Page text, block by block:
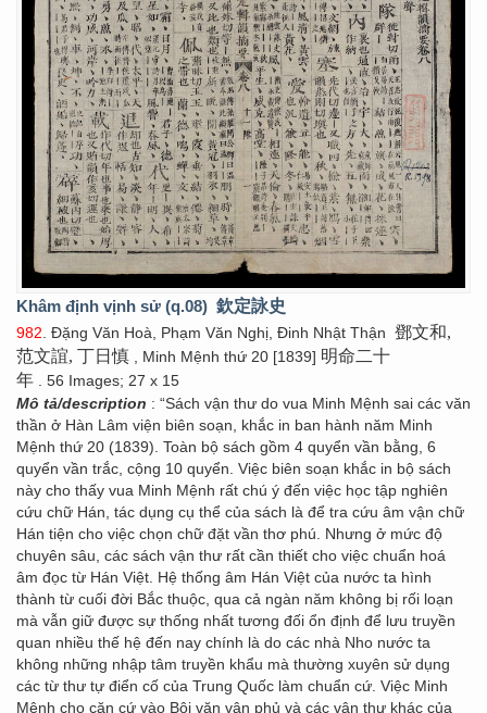
Khâm định vịnh sử (q.08) 欽定詠史
982 . Đặng Văn Hoà, Phạm Văn Nghị, Đinh Nhật Thận 鄧文和,
范文誼, 丁日慎 , Minh Mệnh thứ 20 [1839] 明命二十
年 . 56 Images; 27 x 15
Mô tả/description : “Sách vận thư do vua Minh Mệnh sai các văn
thần ở Hàn Lâm viện biên soạn, khắc in ban hành năm Minh
Mệnh thứ 20 (1839). Toàn bộ sách gồm 4 quyển vần bằng, 6
quyển vần trắc, cộng 10 quyển. Việc biên soạn khắc in bộ sách
này cho thấy vua Minh Mệnh rất chú ý đến việc học tập nghiên
cứu chữ Hán, tác dụng cụ thể của sách là để tra cứu âm vận chữ
Hán tiện cho việc chọn chữ đặt vần thơ phú. Nhưng ở mức độ
chuyên sâu, các sách vận thư rất cần thiết cho việc chuẩn hoá
âm đọc từ Hán Việt. Hệ thống âm Hán Việt của nước ta hình
thành từ cuối đời Bắc thuộc, qua cả ngàn năm không bị rối loạn
mà vẫn giữ được sự thống nhất tương đối ổn định để lưu truyền
quan nhiều thế hệ đến nay chính là do các nhà Nho nước ta
không những nhập tâm truyền khẩu mà thường xuyên sử dụng
các từ thư tự điển cố của Trung Quốc làm chuẩn cứ. Việc Minh
Mệnh cho căn cứ vào Bội văn vận phủ và các vận thư khác của